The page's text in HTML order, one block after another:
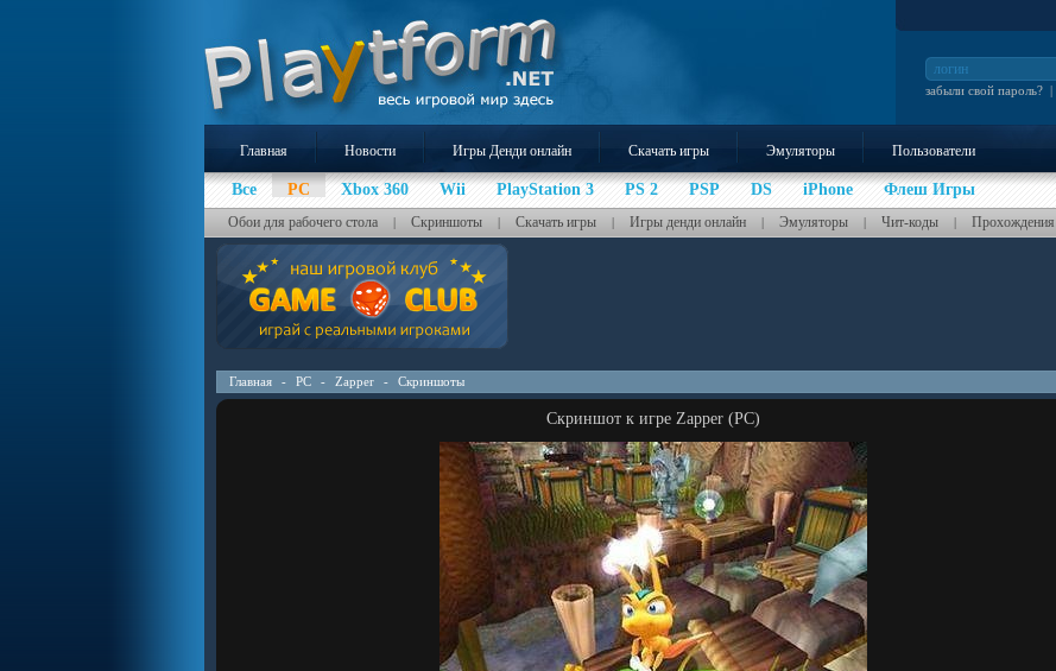
забыли свой пароль? |
Главная Новости Игры Денди онлайн Скачать игры Эмуляторы Пользователи
Все PC Xbox 360 Wii PlayStation 3 PS 2 PSP DS iPhone Флеш Игры
Обои для рабочего стола | Скриншоты | Скачать игры | Игры денди онлайн | Эмуляторы | Чит-коды | Прохождения
Главная - PC - Zapper - Скриншоты
Скриншот к игре Zapper (PC)